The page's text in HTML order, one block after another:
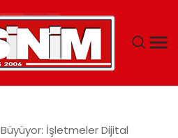
İşletmeler Dijital